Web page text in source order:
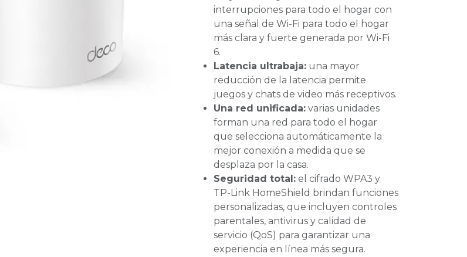
interrupciones para todo el hogar con
una señal de Wi-Fi para todo el hogar
más clara y fuerte generada por Wi-Fi
6.
Latencia ultrabaja:una mayor
reducción de la latencia permite
juegos y chats de video más receptivos.
Una red unificada:varias unidades
forman una red para todo el hogar
que selecciona automáticamente la
mejor conexión a medida que se
desplaza por la casa.
Seguridad total:el cifrado WPA3 y
TP-Link HomeShield brindan funciones
personalizadas, que incluyen controles
parentales, antivirus y calidad de
servicio (QoS) para garantizar una
experiencia en línea más segura.